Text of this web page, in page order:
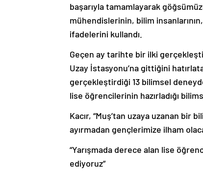
başarıyla tamamlayarak
mühendislerinin, bilim
ifadelerini kullandı.
Geçen ay tarihte bir ilki
Uzay İstasyonu’na gittiğini
gerçekleştirdiği 13 bilimsel
lise öğrencilerinin hazırladığı
Kacır, “Muş’tan uzaya uzanan bir
ayırmadan gençlerimize ilham
“Yarışmada derece alan lise
ediyoruz”